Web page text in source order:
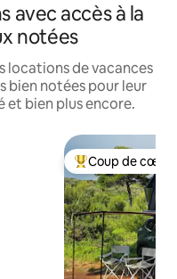
avec accès à la
notées
locations de vacances
bien notées pour leur
bien plus encore.
appréciés Coups de cœur
Coup de cœur